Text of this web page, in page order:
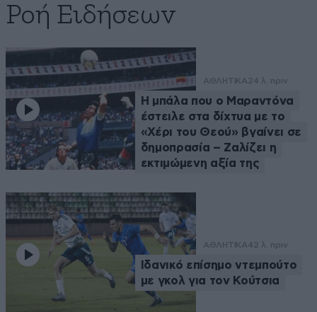
Ροή Ειδήσεων
ΑΘΛΗΤΙΚΑ24 λ. πριν
Η μπάλα που ο Μαραντόνα
έστειλε στα δίχτυα με το
«Χέρι του Θεού» βγαίνει σε
δημοπρασία – Ζαλίζει η
εκτιμώμενη αξία της
ΑΘΛΗΤΙΚΑ42 λ. πριν
Ιδανικό επίσημο ντεμπούτο
με γκολ για τον Κούτσια